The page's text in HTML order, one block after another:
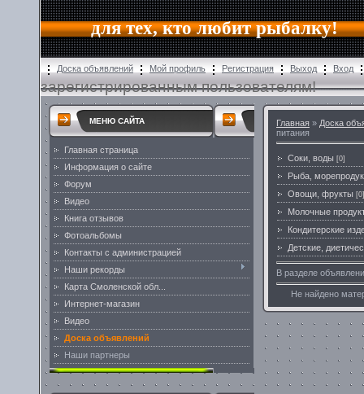
для тех, кто любит рыбалку!
Доска объявлений Мой профиль Регистрация Выход Вход
зарегистрированным пользователям!
МЕНЮ САЙТА
Главная страница
Информация о сайте
Форум
Видео
Книга отзывов
Фотоальбомы
Контакты с администрацией
Наши рекорды
Карта Смоленской обл...
Интернет-магазин
Видео
Доска объявлений
Наши партнеры
Главная » Доска
питания
Соки, воды [0]
Рыба,
Овощи, фрукты [0]
Молочные
Кондитерские
Детские,
В разделе
Не найдено